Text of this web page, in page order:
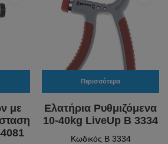
με
Περισσότερα
Ελατήρια Ρυθμιζόμενα
10-40kg LiveUp Β 3334
Κωδικός B 3334